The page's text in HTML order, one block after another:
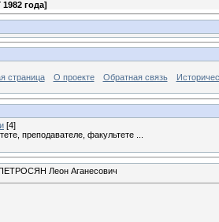
года]
страница О проекте Обратная связь
[4]
преподавателе, факультете ...
Леон Аганесович